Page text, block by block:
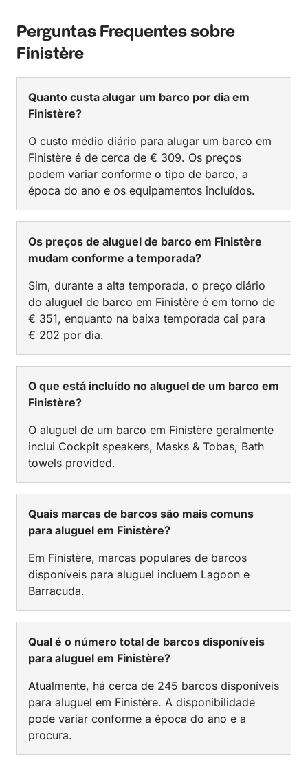
Perguntas Frequentes sobre
Finistère
Quanto custa alugar um barco por dia em
Finistère?
O custo médio diário para alugar um barco em
Finistère é de cerca de € 309. Os preços
podem variar conforme o tipo de barco, a
época do ano e os equipamentos incluídos.
Os preços de aluguel de barco em Finistère
mudam conforme a temporada?
Sim, durante a alta temporada, o preço diário
do aluguel de barco em Finistère é em torno de
€ 351, enquanto na baixa temporada cai para
€ 202 por dia.
O que está incluído no aluguel de um barco em
Finistère?
O aluguel de um barco em Finistère geralmente
inclui Cockpit speakers, Masks & Tobas, Bath
towels provided.
Quais marcas de barcos são mais comuns
para aluguel em Finistère?
Em Finistère, marcas populares de barcos
disponíveis para aluguel incluem Lagoon e
Barracuda.
Qual é o número total de barcos disponíveis
para aluguel em Finistère?
Atualmente, há cerca de 245 barcos disponíveis
para aluguel em Finistère. A disponibilidade
pode variar conforme a época do ano e a
procura.